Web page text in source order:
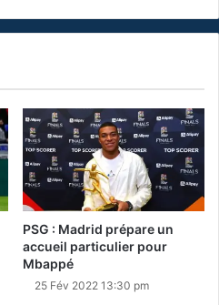
PSG : Madrid prépare un
accueil particulier pour
Mbappé
25 Fév 2022 13:30 pm